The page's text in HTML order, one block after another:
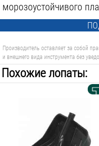
морозоустойчивого
Производитель оставляет за собой
и внешнего вида инструмента без
Похожие лопаты: